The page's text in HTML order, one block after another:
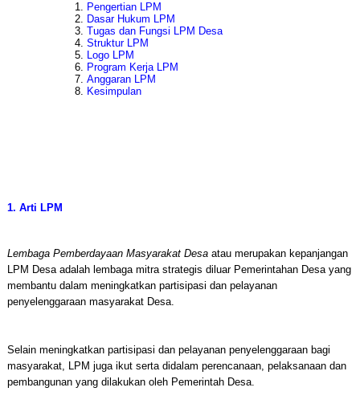
Pengertian LPM
Dasar Hukum LPM
Tugas dan Fungsi LPM Desa
Struktur LPM
Logo LPM
Program Kerja LPM
Anggaran LPM
Kesimpulan
1. Arti LPM
Lembaga Pemberdayaan Masyarakat Desaatau merupakan kepanjangan
LPM Desa adalah lembaga mitra strategis diluar Pemerintahan Desa yang
membantu dalam meningkatkan partisipasi dan pelayanan
penyelenggaraan masyarakat Desa.
Selain meningkatkan partisipasi dan pelayanan penyelenggaraan bagi
masyarakat, LPM juga ikut serta didalam perencanaan, pelaksanaan dan
pembangunan yang dilakukan oleh Pemerintah Desa.